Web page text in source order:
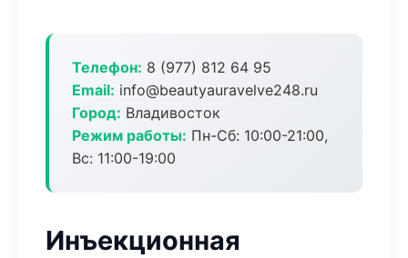
Телефон: 8 (977) 812 64 95
Email: info@beautyauravelve248.ru
Город: Владивосток
Режим работы: Пн-Сб: 10:00-21:00,
Вс: 11:00-19:00
Инъекционная